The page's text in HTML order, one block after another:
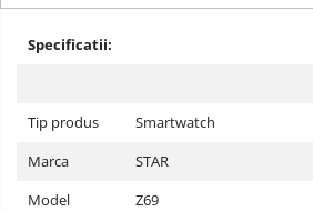
Specificatii:
Tip produs
Smartwatch
Marca
STAR
Model
Z69